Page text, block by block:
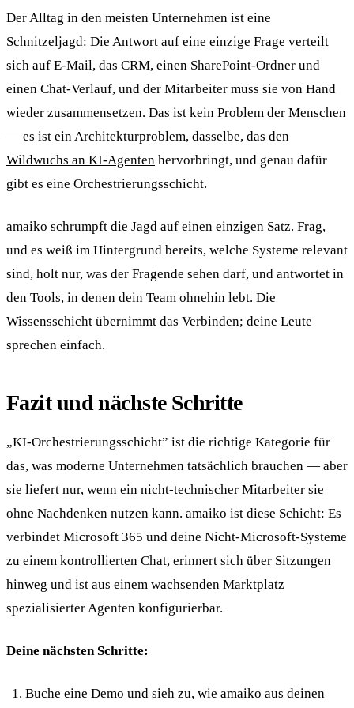
Der Alltag in den meisten Unternehmen ist eine
Schnitzeljagd: Die Antwort auf eine einzige Frage verteilt
sich auf E-Mail, das CRM, einen SharePoint-Ordner und
einen Chat-Verlauf, und der Mitarbeiter muss sie von Hand
wieder zusammensetzen. Das ist kein Problem der Menschen
— es ist ein Architekturproblem, dasselbe, das den
Wildwuchs an KI-Agenten hervorbringt, und genau dafür
gibt es eine Orchestrierungsschicht.
amaiko schrumpft die Jagd auf einen einzigen Satz. Frag,
und es weiß im Hintergrund bereits, welche Systeme relevant
sind, holt nur, was der Fragende sehen darf, und antwortet in
den Tools, in denen dein Team ohnehin lebt. Die
Wissensschicht übernimmt das Verbinden; deine Leute
sprechen einfach.
Fazit und nächste Schritte
„KI-Orchestrierungsschicht” ist die richtige Kategorie für
das, was moderne Unternehmen tatsächlich brauchen — aber
sie liefert nur, wenn ein nicht-technischer Mitarbeiter sie
ohne Nachdenken nutzen kann. amaiko ist diese Schicht: Es
verbindet Microsoft 365 und deine Nicht-Microsoft-Systeme
zu einem kontrollierten Chat, erinnert sich über Sitzungen
hinweg und ist aus einem wachsenden Marktplatz
spezialisierter Agenten konfigurierbar.
Deine nächsten Schritte:
Buche eine Demo und sieh zu, wie amaiko aus deinen